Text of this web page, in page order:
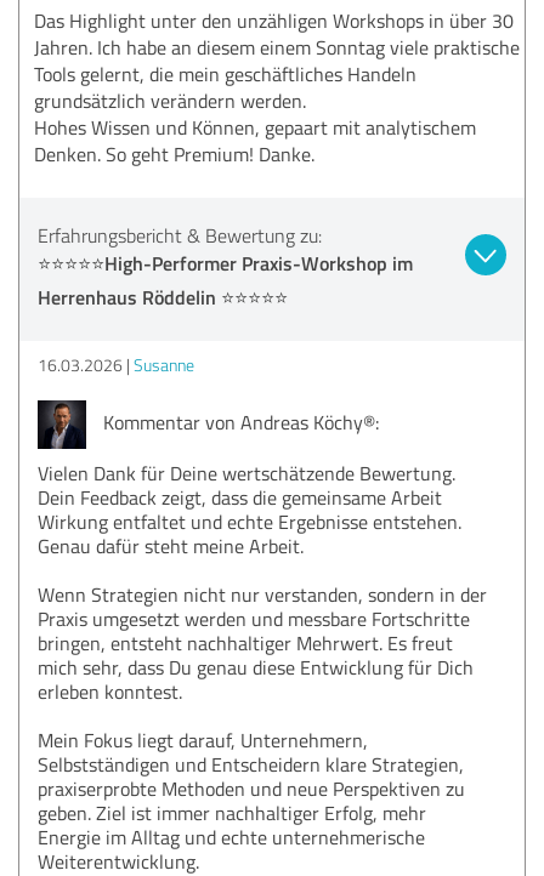
Das Highlight unter den unzähligen Workshops in über 30
Jahren. Ich habe an diesem einem Sonntag viele praktische
Tools gelernt, die mein geschäftliches Handeln
grundsätzlich verändern werden.
Hohes Wissen und Können, gepaart mit analytischem
Denken. So geht Premium! Danke.
Erfahrungsbericht & Bewertung zu:
⭐️⭐️⭐️⭐️⭐️High-Performer Praxis-Workshop im
Herrenhaus Röddelin ⭐️⭐️⭐️⭐️⭐️
16.03.2026 Susanne
Kommentar von Andreas Köchy®:
Vielen Dank für Deine wertschätzende Bewertung.
Dein Feedback zeigt, dass die gemeinsame Arbeit
Wirkung entfaltet und echte Ergebnisse entstehen.
Genau dafür steht meine Arbeit.
Wenn Strategien nicht nur verstanden, sondern in der
Praxis umgesetzt werden und messbare Fortschritte
bringen, entsteht nachhaltiger Mehrwert. Es freut
mich sehr, dass Du genau diese Entwicklung für Dich
erleben konntest.
Mein Fokus liegt darauf, Unternehmern,
Selbstständigen und Entscheidern klare Strategien,
praxiserprobte Methoden und neue Perspektiven zu
geben. Ziel ist immer nachhaltiger Erfolg, mehr
Energie im Alltag und echte unternehmerische
Weiterentwicklung.